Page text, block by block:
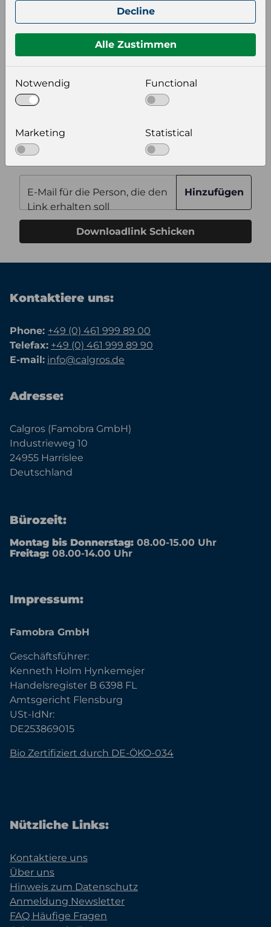
wählen Sie eine Auflösung für Ihr Bild aus
Zusätzliche Produktinformationen
Optional weitere Produktinformationen zum
Zusätzliche Bilder
Keiner
E-Mail für die Person, die den
Link erhalten soll
Hinzufügen
Downloadlink Schicken
Kontaktiere uns:
Phone: +49 (0) 461 999 89 00
Telefax: +49 (0) 461 999 89 90
E-mail: info@calgros.de
Adresse:
Calgros (Famobra GmbH)
Industrieweg 10
24955 Harrislee
Deutschland
Bürozeit:
Montag bis Donnerstag: 08.00-15.00 Uhr
Freitag: 08.00-14.00 Uhr
Impressum:
Famobra GmbH
Geschäftsführer:
Kenneth Holm Hynkemejer
Handelsregister B 6398 FL
Amtsgericht Flensburg
USt-IdNr:
DE253869015
Bio Zertifiziert durch DE-ÖKO-034
Nützliche Links:
Kontaktiere uns
Über uns
Hinweis zum Datenschutz
Anmeldung Newsletter
FAQ Häufige Fragen
Decline
Alle Zustimmen
Notwendig Functional
Marketing Statistical